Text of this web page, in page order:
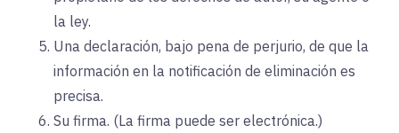
la ley.
Una declaración, bajo pena de perjurio, de que la
información en la notificación de eliminación es
precisa.
Su firma. (La firma puede ser electrónica.)